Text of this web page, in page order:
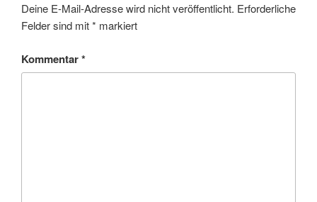
Deine E-Mail-Adresse wird nicht veröffentlicht. Erforderliche
Felder sind mit* markiert
Kommentar*